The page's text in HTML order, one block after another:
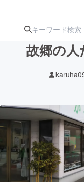
アート・
テクノロ
故郷の